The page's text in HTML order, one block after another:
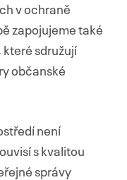
v ochraně
zapojujeme také
které sdružují
občanské
není
s kvalitou
správy